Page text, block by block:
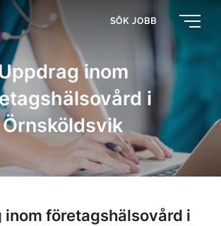
SÖK JOBB
inom
i
Örnsköldsvik
inom företagshälsovård i